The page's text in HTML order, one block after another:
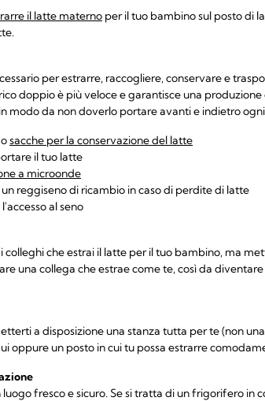
il latte materno per il tuo bambino sul posto di
per estrarre, raccogliere, conservare e
doppio è più veloce e garantisce una
modo da non doverlo portare avanti e indietro
osacche per la conservazione del latte
il tuo latte
a microonde
un reggiseno di ricambio in caso di perdite di latte
al seno
che estrai il latte per il tuo bambino, ma
una collega che estrae come te, così da
a disposizione una stanza tutta per te (non
oppure un posto in cui tu possa estrarre
fresco e sicuro. Se si tratta di un frigorifero in